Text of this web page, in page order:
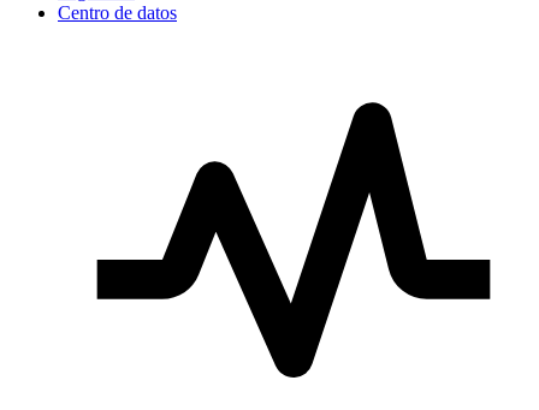
Centro de datos